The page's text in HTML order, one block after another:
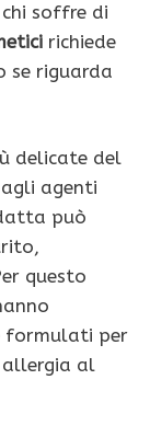
soffre di
richiede
riguarda
delicate del
agenti
può
questo
formulati per
allergia al